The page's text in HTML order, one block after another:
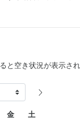
と空き状況が表示さ
金 土